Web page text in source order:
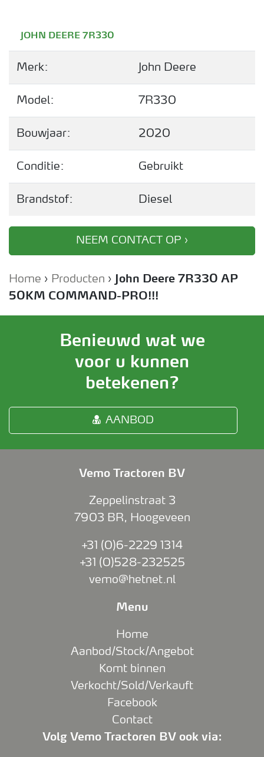
JOHN DEERE 7R330
Merk:
John Deere
Model:
7R330
Bouwjaar:
2020
Conditie:
Gebruikt
Brandstof:
Diesel
NEEM CONTACT OP ›
Home › Producten › John Deere 7R330 AP
50KM COMMAND-PRO!!!
Benieuwd wat we
voor u kunnen
betekenen?
AANBOD
Vemo Tractoren BV
Zeppelinstraat 3
7903 BR, Hoogeveen
+31 (0)6-2229 1314
+31 (0)528-232525
vemo@hetnet.nl
Menu
Home
Aanbod/Stock/Angebot
Komt binnen
Verkocht/Sold/Verkauft
Facebook
Contact
Volg Vemo Tractoren BV ook via: